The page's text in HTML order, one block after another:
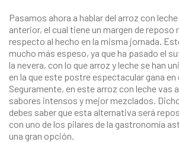
Pasamos ahora a hablar del arroz con
anterior, el cual tiene un margen de reposo
respecto al hecho en la misma jornada.
mucho más espeso, ya que ha pasado el
la nevera, con lo que arroz y leche se han
en la que este postre espectacular gana en
Seguramente, en este arroz con leche vas
sabores intensos y mejor mezclados.
debes saber que esta alternativa será
con uno de los pilares de la gastronomía
una gran opción.